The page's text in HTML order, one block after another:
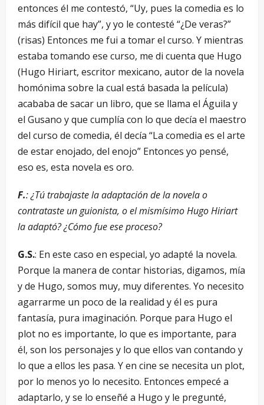
entonces él me contestó, “Uy, pues la comedia es lo
más difícil que hay”, y yo le contesté “¿De veras?”
(risas) Entonces me fui a tomar el curso. Y mientras
estaba tomando ese curso, me di cuenta que Hugo
(Hugo Hiriart, escritor mexicano, autor de la novela
homónima sobre la cual está basada la película)
acababa de sacar un libro, que se llama el Águila y
el Gusano y que cumplía con lo que decía el maestro
del curso de comedia, él decía “La comedia es el arte
de estar enojado, del enojo” Entonces yo pensé,
eso es, esta novela es oro.
F.: ¿Tú trabajaste la adaptación de la novela o
contrataste un guionista, o el mismísimo Hugo Hiriart
la adaptó? ¿Cómo fue ese proceso?
G.S.: En este caso en especial, yo adapté la novela.
Porque la manera de contar historias, digamos, mía
y de Hugo, somos muy, muy diferentes. Yo necesito
agarrarme un poco de la realidad y él es pura
fantasía, pura imaginación. Porque para Hugo el
plot no es importante, lo que es importante, para
él, son los personajes y lo que ellos van contando y
lo que a ellos les pasa. Y en cine se necesita un plot,
por lo menos yo lo necesito. Entonces empecé a
adaptarlo, y se lo enseñé a Hugo y le pregunté,